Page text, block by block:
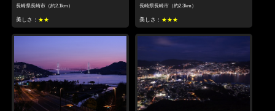
長崎県長崎市（約2.1km）
美しさ： ★★
長崎県長崎市（約2.3km）
美しさ： ★★★